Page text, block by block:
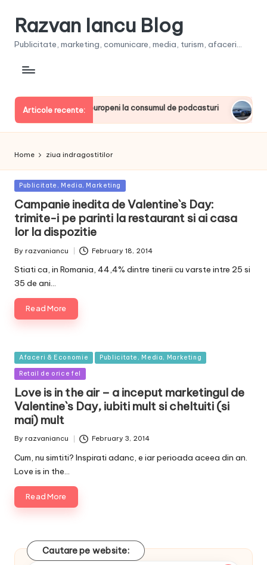
Razvan Iancu Blog
Publicitate, marketing, comunicare, media, turism, afaceri...
Articole recente:
printre liderii europeni la consumul de podcasturi
June
Home ziua indragostitilor
Posted
Publicitate, Media, Marketing
Campanie inedita de Valentine`s Day:
trimite-i pe parinti la restaurant si ai casa
lor la dispozitie
Posted
By razvaniancu February 18, 2014
Stiati ca, in Romania, 44,4% dintre tinerii cu varste intre 25 si
35 de ani…
Read More
Posted
in
Afaceri & Economie Publicitate, Media, Marketing
Retail de orice fel
Love is in the air – a inceput marketingul de
Valentine`s Day, iubiti mult si cheltuiti (si
mai) mult
Posted
By razvaniancu February 3, 2014
Cum, nu simtiti? Inspirati adanc, e iar perioada aceea din an.
Love is in the…
Read More
Cautare pe website: